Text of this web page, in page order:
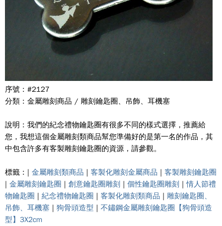
序號 : #2127
分類 : 金屬雕刻商品 / 雕刻鑰匙圈、吊飾、耳機塞
說明 : 我們的紀念禮物鑰匙圈有很多不同的樣式選擇，推薦給
您，我想這個金屬雕刻類商品幫您準備好的是第一名的作品，其
中包含許多有客製雕刻鑰匙圈的資源，請參觀。
標籤 : | 金屬雕刻類商品 | 客製化雕刻金屬商品 | 客製雕刻鑰匙圈
| 金屬雕刻鑰匙圈 | 創意鑰匙圈雕刻 | 個性鑰匙圈雕刻 |情人節禮
物鑰匙圈 | 紀念禮物鑰匙圈 | 客製化雕刻類商品 | 雕刻鑰匙圈、
吊飾、耳機塞 | 狗骨頭造型 | 不鏽鋼金屬雕刻鑰匙圈【狗骨頭造
型】3X2cm